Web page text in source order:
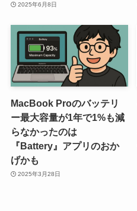
2025年6月8日
MacBook Proのバッテリ
ー最大容量が1年で1%も減
らなかったのは
『Battery』アプリのおか
げかも
2025年3月28日